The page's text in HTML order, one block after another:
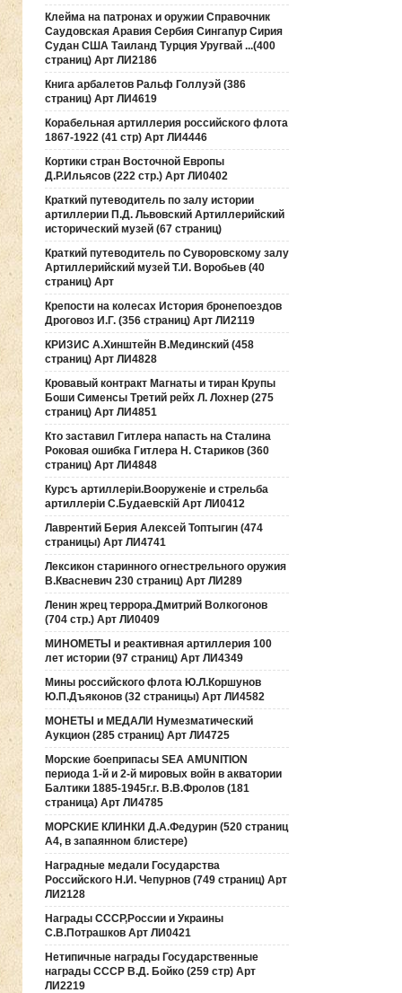
Клейма на патронах и оружии Справочник
Саудовская Аравия Сербия Сингапур Сирия
Судан США Таиланд Турция Уругвай ...(400
страниц) Арт ЛИ2186
Книга арбалетов Ральф Голлуэй (386
страниц) Арт ЛИ4619
Корабельная артиллерия российского флота
1867-1922 (41 стр) Арт ЛИ4446
Кортики стран Восточной Европы
Д.Р.Ильясов (222 стр.) Арт ЛИ0402
Краткий путеводитель по залу истории
артиллерии П.Д. Львовский Артиллерийский
исторический музей (67 страниц)
Краткий путеводитель по Суворовскому залу
Артиллерийский музей Т.И. Воробьев (40
страниц) Арт
Крепости на колесах История бронепоездов
Дроговоз И.Г. (356 страниц) Арт ЛИ2119
КРИЗИС А.Хинштейн В.Мединский (458
страниц) Арт ЛИ4828
Кровавый контракт Магнаты и тиран Крупы
Боши Сименсы Третий рейх Л. Лохнер (275
страниц) Арт ЛИ4851
Кто заставил Гитлера напасть на Сталина
Роковая ошибка Гитлера Н. Стариков (360
страниц) Арт ЛИ4848
Курсъ артиллерiи.Вооруженiе и стрельба
артиллерiи С.Будаевскiй Арт ЛИ0412
Лаврентий Берия Алексей Топтыгин (474
страницы) Арт ЛИ4741
Лексикон старинного огнестрельного оружия
В.Квасневич 230 страниц) Арт ЛИ289
Ленин жрец террора.Дмитрий Волкогонов
(704 стр.) Арт ЛИ0409
МИНОМЕТЫ и реактивная артиллерия 100
лет истории (97 страниц) Арт ЛИ4349
Мины российского флота Ю.Л.Коршунов
Ю.П.Дъяконов (32 страницы) Арт ЛИ4582
МОНЕТЫ и МЕДАЛИ Нумезматический
Аукцион (285 страниц) Арт ЛИ4725
Морские боеприпасы SEA AMUNITION
периода 1-й и 2-й мировых войн в акватории
Балтики 1885-1945г.г. В.В.Фролов (181
страница) Арт ЛИ4785
МОРСКИЕ КЛИНКИ Д.А.Федурин (520 страниц
А4, в запаянном блистере)
Наградные медали Государства
Российского Н.И. Чепурнов (749 страниц) Арт
ЛИ2128
Награды СССР,России и Украины
С.В.Потрашков Арт ЛИ0421
Нетипичные награды Государственные
награды СССР В.Д. Бойко (259 стр) Арт
ЛИ2219